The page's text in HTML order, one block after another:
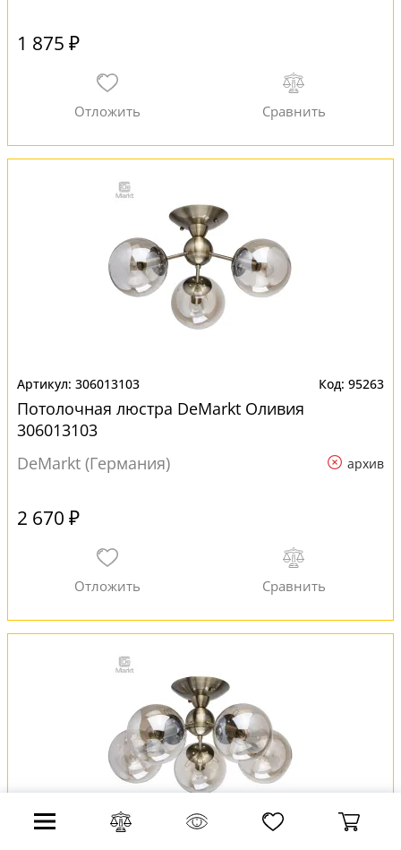
1 875 ₽
306013103 95263
Потолочная люстра DeMarkt Оливия
306013103
DeMarkt (Германия)
архив
2 670 ₽